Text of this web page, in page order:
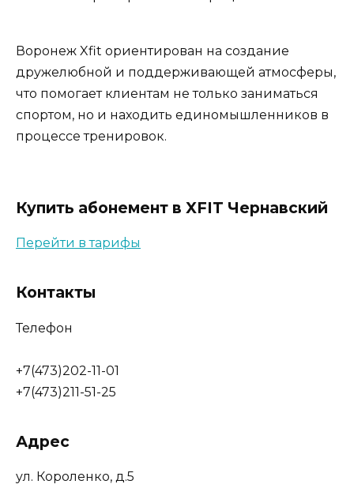
Воронеж Xfit ориентирован на создание
дружелюбной и поддерживающей атмосферы,
что помогает клиентам не только заниматься
спортом, но и находить единомышленников в
процессе тренировок.
Купить абонемент в XFIT Чернавский
Перейти в тарифы
Контакты
Телефон
+7(473)202-11-01
+7(473)211-51-25
Адрес
ул. Короленко, д.5